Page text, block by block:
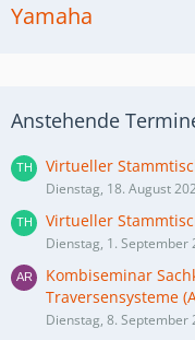
Yamaha
Anstehende
Virtueller
Dienstag, 18. August
Virtueller
Dienstag, 1. September
Kombiseminar
Traversensysteme
Dienstag, 8.